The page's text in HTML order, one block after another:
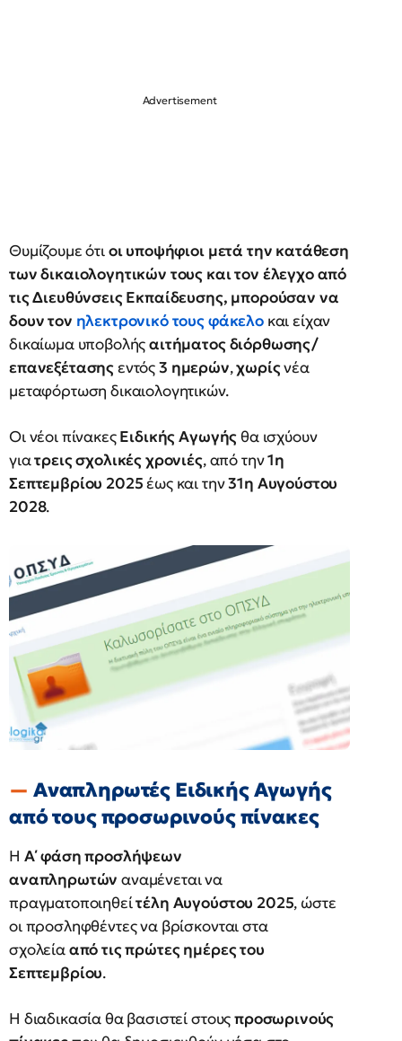
Θυμίζουμε ότιοι υποψήφιοι μετά την κατάθεση
των δικαιολογητικών τους και τον έλεγχο από
τις Διευθύνσεις Εκπαίδευσης, μπορούσαν να
δουν τον ηλεκτρονικό τους φάκελοκαι είχαν
δικαίωμα υποβολήςαιτήματος διόρθωσης/
επανεξέτασηςεντός3 ημερών,χωρίςνέα
μεταφόρτωση δικαιολογητικών.
Οι νέοι πίνακεςΕιδικής Αγωγήςθα ισχύουν
γιατρεις σχολικές χρονιές, από την1η
Σεπτεμβρίου 2025έως και την31η Αυγούστου
2028.
Αναπληρωτές Ειδικής Αγωγής
από τους προσωρινούς πίνακες
Η Α΄ φάση προσλήψεων
αναπληρωτών αναμένεται να
πραγματοποιηθείτέλη Αυγούστου 2025, ώστε
οι προσληφθέντες να βρίσκονται στα
σχολείααπό τις πρώτες ημέρες του
Σεπτεμβρίου.
Η διαδικασία θα βασιστεί στουςπροσωρινούς